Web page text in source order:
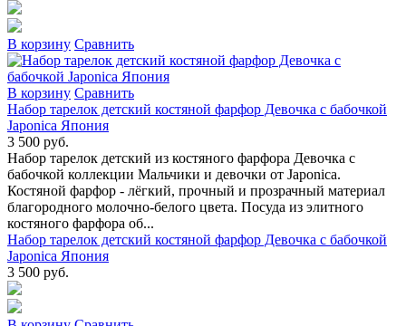
В коpзину Сpавнить
В коpзину Сpавнить
Набор тарелок детский костяной фарфор Девочка с бабочкой
Japonica Япония
3 500 руб.
Набор тарелок детский из костяного фарфора Девочка с
бабочкой коллекции Мальчики и девочки от Japonica.
Костяной фарфор - лёгкий, прочный и прозрачный материал
благородного молочно-белого цвета. Посуда из элитного
костяного фарфора об...
Набор тарелок детский костяной фарфор Девочка с бабочкой
Japonica Япония
3 500 руб.